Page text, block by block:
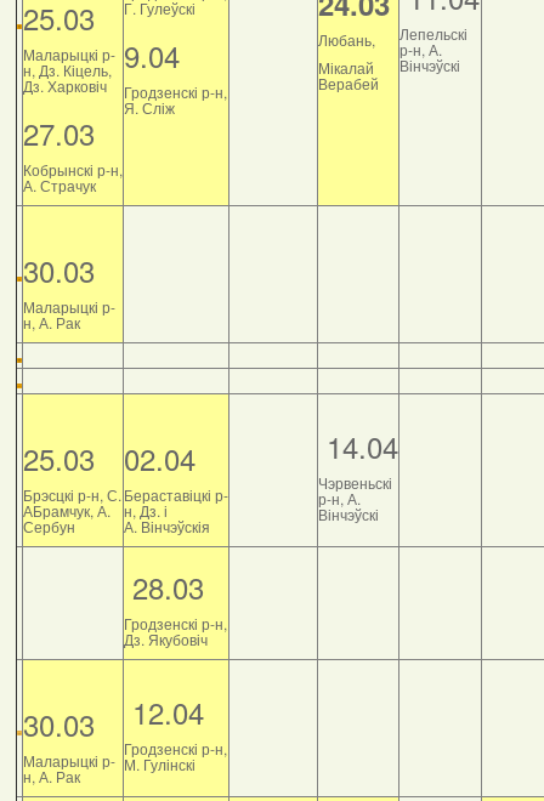
25.03
Маларыцкі р-
н, Дз. Кіцель,
Дз. Харковіч
27.03
Кобрынскі р-н,
А. Страчук
Г. Гулеўскі
9.04
Гродзенскі р-н,
Я. Сліж
Любань,
Мікалай
Верабей
Лепельскі
р-н, А.
Вінчэўскі
30.03
Маларыцкі р-
н, А. Рак
25.03
Брэсцкі р-н, С.
АБрамчук, А.
Сербун
02.04
Бераставіцкі р-
н, Дз. і
А. Вінчэўскія
14.04
Чэрвеньскі
р-н, А.
Вінчэўскі
28.03
Гродзенскі р-н,
Дз. Якубовіч
30.03
Маларыцкі р-
н, А. Рак
12.04
Гродзенскі р-н,
М. Гулінскі